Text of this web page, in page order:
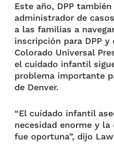
Este año, DPP
administrador de
a las familias a
inscripción para DPP y
Colorado Universal
el cuidado infantil
problema importante
de Denver.
“El cuidado infantil
necesidad enorme y la
fue oportuna”, dijo